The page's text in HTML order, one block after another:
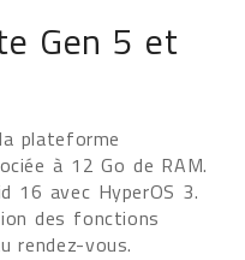
Gen 5 et
plateforme
à 12 Go de RAM.
16 avec HyperOS 3.
des fonctions
rendez-vous.